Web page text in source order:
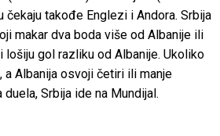
čekaju takođe Englezi i Andora. Srbija
makar dva boda više od Albanije ili
lošiju gol razliku od Albanije. Ukoliko
a Albanija osvoji četiri ili manje
Srbija ide na Mundijal.